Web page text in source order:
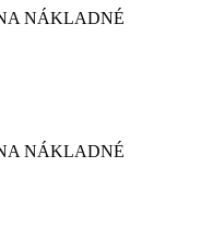
NÁKLADNÉ
NÁKLADNÉ